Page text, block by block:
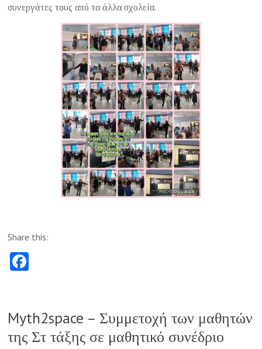
συνεργάτες τους από τα άλλα σχολεία.
Share this:
o
o
Myth2space – Συμμετοχή των μαθητών
της Στ τάξης σε μαθητικό συνέδριο